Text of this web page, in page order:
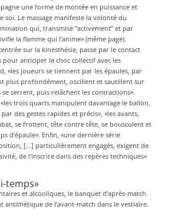
une forme de montée en puissance et
soi. Le massage manifeste la volonté du
qui, transmise “activement” et par
la flamme qui l’anime» (même page).
sur la kinesthésie, passe par le contact
pour anticiper le choc collectif avec les
«les joueurs se tiennent par les épaules, par
plus profondément, oscillent et sautillent sur
se serrent, puis relâchent les contractions».
trois quarts manipulent davantage le ballon,
des gestes rapides et précis», «les avants,
se frottent, tête contre tête, se bousculent et
d’épaule». Enfin, «une dernière série
[…] particulièrement engagés, exigent de
de l’inscrire dans des repères techniques»
temps»
et alcooliques, le banquet d’après-match
antithétique de l’avant-match dans le vestiaire.